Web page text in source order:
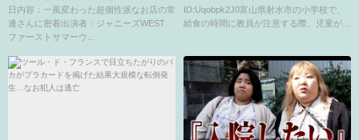
月26日
日内容：一風変わった超個性派なお店の常
連さんに密着出演者：ジャニーズWEST
ファーストサマーウ...
担任を外し保護者に謝罪ｗｗｗ
ｗｗｗｗｗ
ID:Uqobpk2J0富山県射水市の小学校で、
給食の時間に教員が注意する際、児童が...